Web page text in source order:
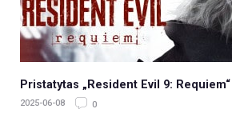
APŽVALGOS
ŽAIDIMAI
Pristatytas „Resident Evil 9:
2025-06-08 0